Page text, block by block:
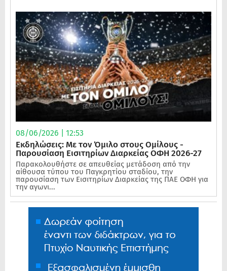
08/06/2026 | 12:53
Εκδηλώσεις: Με τον Όμιλο στους Ομίλους -
Παρουσίαση Εισιτηρίων Διαρκείας ΟΦΗ 2026-27
Παρακολουθήστε σε απευθείας μετάδοση από την
αίθουσα τύπου του Παγκρητίου σταδίου, την
παρουσίαση των Εισιτηρίων Διαρκείας της ΠΑΕ ΟΦΗ για
την αγωνι...